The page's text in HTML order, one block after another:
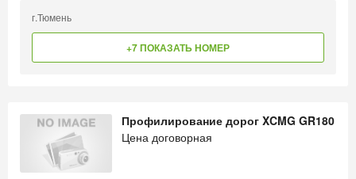
г.Тюмень
+7 ПОКАЗАТЬ НОМЕР
Профилирование дорог XCMG GR180
Цена договорная